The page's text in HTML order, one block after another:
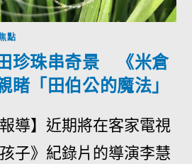
點
珍珠串奇景 《米倉
睹「田伯公的魔法」
導】近期將在客家電視
子》紀錄片的導演李慧